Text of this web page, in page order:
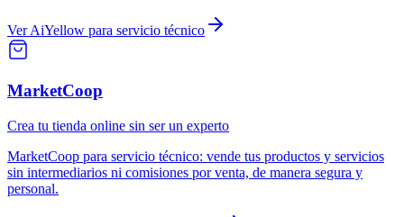
VerAiYellow para servicio técnico
MarketCoop
Crea tu tienda online sin ser un experto
MarketCoop para servicio técnico: vende tus productos y servicios
sin intermediarios ni comisiones por venta, de manera segura y
personal.